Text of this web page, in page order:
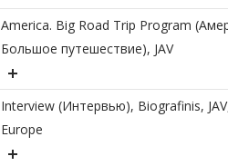
America. Big Road Trip Program
Большое путешествие), JAV
Interview (Интервью), Biografinis,
Europe